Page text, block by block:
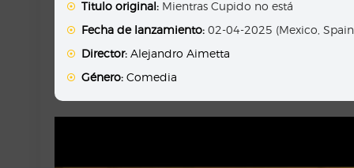
Titulo original: Mientras Cupido no está
Fecha de lanzamiento: 02-04-2025 (Mexico,
Director: Alejandro Aimetta
Género: Comedia